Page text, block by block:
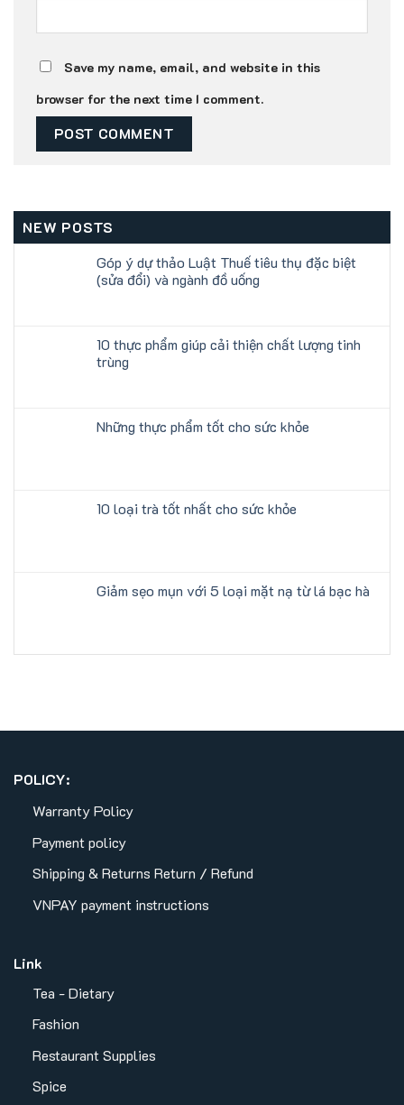
Save my name, email, and website in this
browser for the next time I comment.
NEW POSTS
Góp ý dự thảo Luật Thuế tiêu thụ đặc biệt
(sửa đổi) và ngành đồ uống
10 thực phẩm giúp cải thiện chất lượng tinh
trùng
Những thực phẩm tốt cho sức khỏe
10 loại trà tốt nhất cho sức khỏe
Giảm sẹo mụn với 5 loại mặt nạ từ lá bạc hà
POLICY:
Warranty Policy
Payment policy
Shipping & Returns Return / Refund
VNPAY payment instructions
Link
Tea - Dietary
Fashion
Restaurant Supplies
Spice